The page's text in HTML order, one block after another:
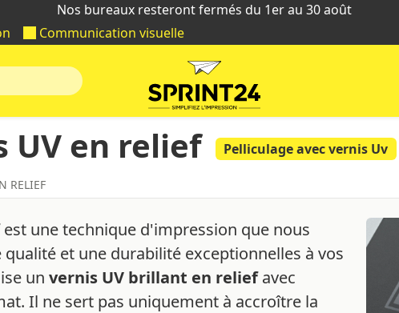
Nos bureaux resteront fermés du 1er au 30 août
Communication visuelle
UV en relief Pelliculage avec vernis Uv
RELIEF
est une technique d'impression que nous
et une durabilité exceptionnelles à vos
un vernis UV brillant en reliefavec
Il ne sert pas uniquement à accroître la